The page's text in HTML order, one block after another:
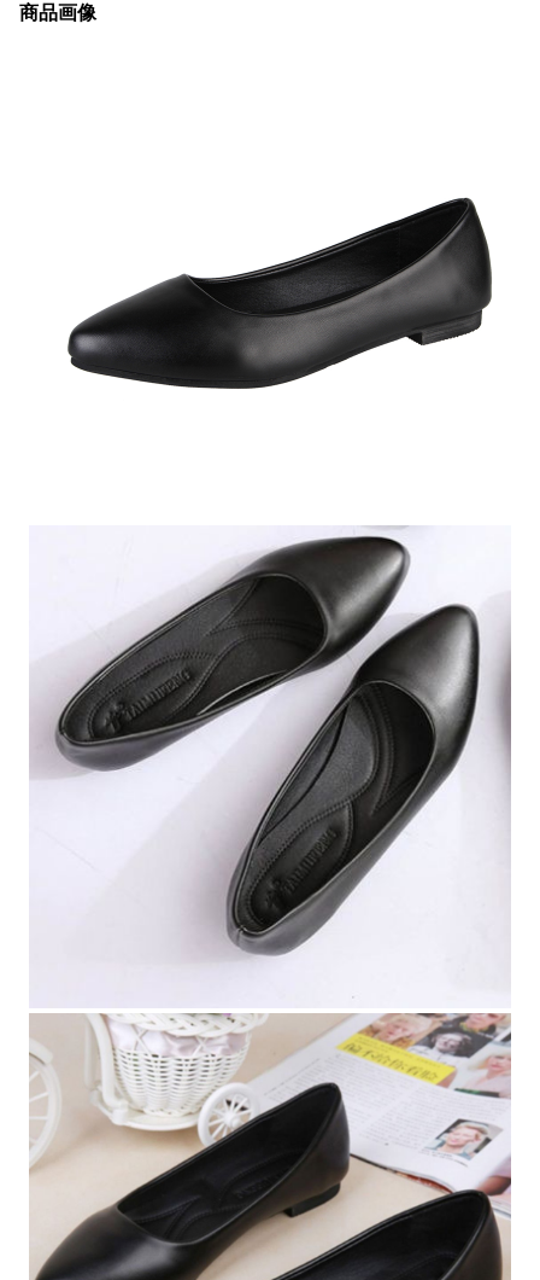
商品画像